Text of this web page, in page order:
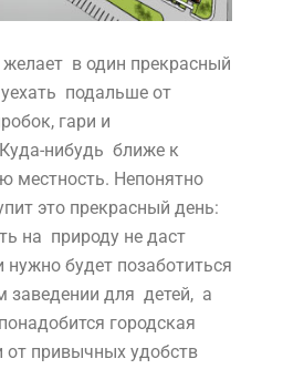
в один прекрасный
подальше от
гари и
нибудь ближе к
местность. Непонятно
это прекрасный день:
на природу не даст
нужно будет позаботиться
заведении для детей, а
городская
привычных удобств